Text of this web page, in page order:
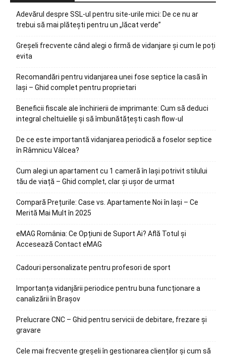
Adevărul despre SSL-ul pentru site-urile mici: De ce nu ar
trebui să mai plătești pentru un „lăcat verde”
Greșeli frecvente când alegi o firmă de vidanjare și cum le poți
evita
Recomandări pentru vidanjarea unei fose septice la casă în
Iași – Ghid complet pentru proprietari
Beneficii fiscale ale închirierii de imprimante: Cum să deduci
integral cheltuielile și să îmbunătățești cash flow-ul
De ce este importantă vidanjarea periodică a foselor septice
în Râmnicu Vâlcea?
Cum alegi un apartament cu 1 cameră în Iași potrivit stilului
tău de viață – Ghid complet, clar și ușor de urmat
Compară Prețurile: Case vs. Apartamente Noi în Iași – Ce
Merită Mai Mult în 2025
eMAG România: Ce Opțiuni de Suport Ai? Află Totul și
Accesează Contact eMAG
Cadouri personalizate pentru profesori de sport
Importanța vidanjării periodice pentru buna funcționare a
canalizării în Brașov
Prelucrare CNC – Ghid pentru servicii de debitare, frezare și
gravare
Cele mai frecvente greșeli în gestionarea clienților și cum să